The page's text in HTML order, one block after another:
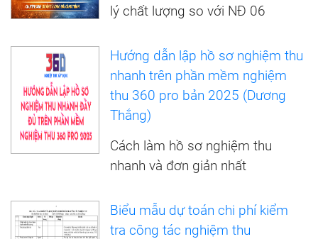
lý chất lượng so với NĐ 06
Hướng dẫn lập hồ sơ nghiệm thu
nhanh trên phần mềm nghiệm
thu 360 pro bản 2025 (Dương
Thắng)
Cách làm hồ sơ nghiệm thu
nhanh và đơn giản nhất
Biểu mẫu dự toán chi phí kiểm
tra công tác nghiệm thu